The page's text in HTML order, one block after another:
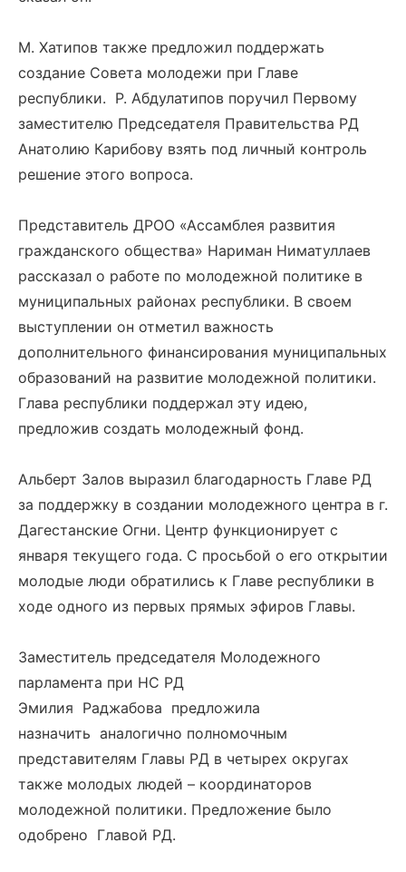
М. Хатипов также предложил поддержать
создание Совета молодежи при Главе
республики. Р. Абдулатипов поручил Первому
заместителю Председателя Правительства РД
Анатолию Карибову взять под личный контроль
решение этого вопроса.
Представитель ДРОО «Ассамблея развития
гражданского общества» Нариман Ниматуллаев
рассказал о работе по молодежной политике в
муниципальных районах республики. В своем
выступлении он отметил важность
дополнительного финансирования муниципальных
образований на развитие молодежной политики.
Глава республики поддержал эту идею,
предложив создать молодежный фонд.
Альберт Залов выразил благодарность Главе РД
за поддержку в создании молодежного центра в г.
Дагестанские Огни. Центр функционирует с
января текущего года. С просьбой о его открытии
молодые люди обратились к Главе республики в
ходе одного из первых прямых эфиров Главы.
Заместитель председателя Молодежного
парламента при НС РД
Эмилия Раджабова предложила
назначить аналогично полномочным
представителям Главы РД в четырех округах
также молодых людей – координаторов
молодежной политики. Предложение было
одобрено Главой РД.